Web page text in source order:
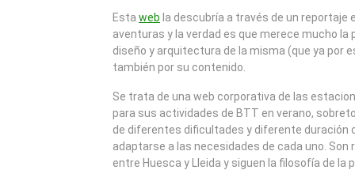
2010
Esta web la descubría a través de un reportaje
aventuras y la verdad es que merece mucho la
diseño y arquitectura de la misma (que ya por
también por su contenido.
Se trata de una web corporativa de las
para sus actividades de BTT en verano,
de diferentes dificultades y diferente duración
adaptarse a las necesidades de cada uno. Son
entre Huesca y Lleida y siguen la filosofía de la